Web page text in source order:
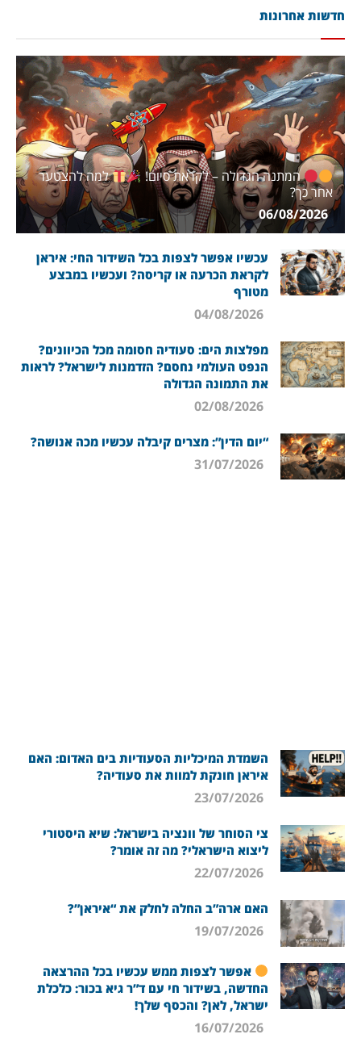
חדשות אחרונות
המתנה הגדולה – לקראת סיום!
למה להצטער
אחר כך?
06/08/2026
עכשיו אפשר לצפות בכל השידור החי: איראן
לקראת הכרעה או קריסה? ועכשיו במבצע
מטורף
מפלצות הים: סעודיה חסומה מכל הכיוונים?
הנפט העולמי נחסם? הזדמנות לישראל? לראות
את התמונה הגדולה
“יום הדין”: מצרים קיבלה עכשיו מכה אנושה?
השמדת המיכליות הסעודיות בים האדום: האם
איראן חונקת למוות את סעודיה?
צי הסוחר של וונציה בישראל: שיא היסטורי
ליצוא הישראלי? מה זה אומר?
האם ארה”ב החלה לחלק את “איראן”?
אפשר לצפות ממש עכשיו בכל ההרצאה
החדשה, בשידור חי עם ד”ר גיא בכור: כלכלת
ישראל, לאן? והכסף שלך!